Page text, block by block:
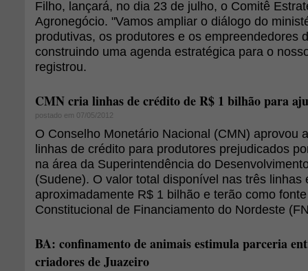
Filho, lançará, no dia 23 de julho, o Comitê
Agronegócio. "Vamos ampliar o diálogo do
produtivas, os produtores e os empreendedores
construindo uma agenda estratégica para o
registrou.
CMN cria linhas de crédito de R$ 1 bilhão para
postado em 07/05/2012
O Conselho Monetário Nacional (CMN) aprovou
linhas de crédito para produtores prejudicados
na área da Superintendência do
(Sudene). O valor total disponível nas três linhas
aproximadamente R$ 1 bilhão e terão como
Constitucional de Financiamento do Nordeste
BA: confinamento de animais estimula parceria
criadores de Juazeiro